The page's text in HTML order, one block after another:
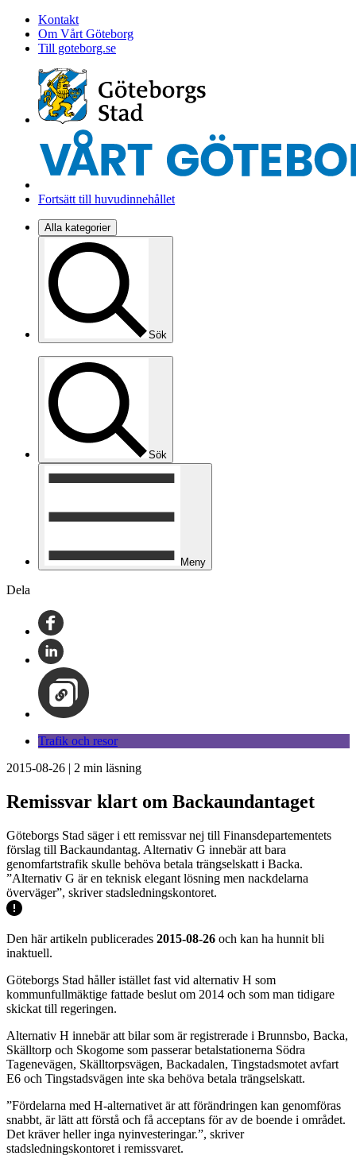
Kontakt
Om Vårt Göteborg
Till goteborg.se
Fortsätt till huvudinnehållet
Alla kategorier
Sök
Sök
Meny
Dela
Trafik och resor
2015-08-26 | 2 min läsning
Remissvar klart om Backaundantaget
Göteborgs Stad säger i ett remissvar nej till Finansdepartementets
förslag till Backaundantag. Alternativ G innebär att bara
genomfartstrafik skulle behöva betala trängselskatt i Backa.
”Alternativ G är en teknisk elegant lösning men nackdelarna
överväger”, skriver stadsledningskontoret.
Den här artikeln publicerades 2015-08-26 och kan ha hunnit bli
inaktuell.
Göteborgs Stad håller istället fast vid alternativ H som
kommunfullmäktige fattade beslut om 2014 och som man tidigare
skickat till regeringen.
Alternativ H innebär att bilar som är registrerade i Brunnsbo, Backa,
Skälltorp och Skogome som passerar betalstationerna Södra
Tagenevägen, Skälltorpsvägen, Backadalen, Tingstadsmotet avfart
E6 och Tingstadsvägen inte ska behöva betala trängselskatt.
”Fördelarna med H-alternativet är att förändringen kan genomföras
snabbt, är lätt att förstå och få acceptans för av de boende i området.
Det kräver heller inga nyinvesteringar.”, skriver
stadsledningskontoret i remissvaret.